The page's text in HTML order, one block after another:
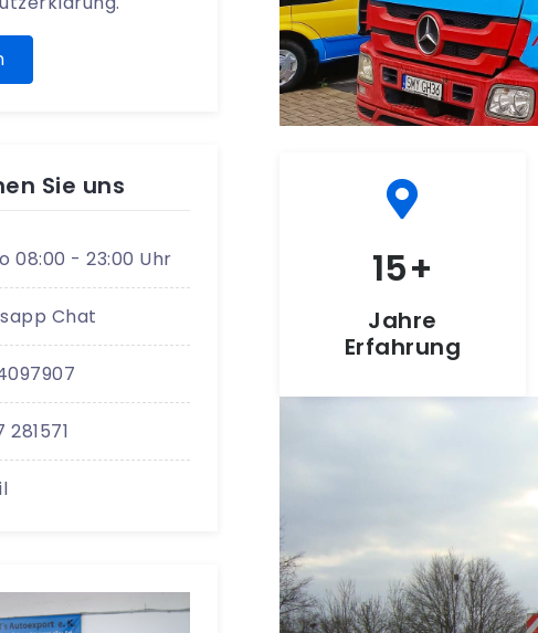
Sie uns
08:00 - 23:00 Uhr
Chat
281571
15
Jahre
Erfahrung